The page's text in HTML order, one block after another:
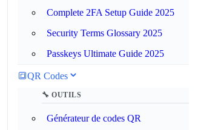
Complete 2FA Setup Guide 2025
Security Terms Glossary 2025
Passkeys Ultimate Guide 2025
🔳QR Codes
🔧 OUTILS
Générateur de codes QR